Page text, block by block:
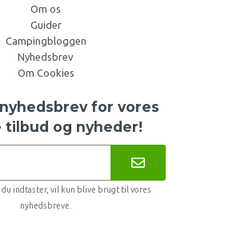
Om os
Guider
Campingbloggen
Nyhedsbrev
Om Cookies
for vores
tilbud og nyheder!
du indtaster, vil kun blive brugt til vores
nyhedsbreve.